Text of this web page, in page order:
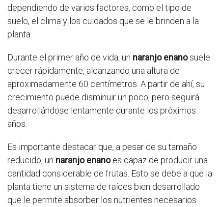
dependiendo de varios factores, como el tipo de
suelo, el clima y los cuidados que se le brinden a la
planta.
Durante el primer año de vida, un naranjo enanosuele
crecer rápidamente, alcanzando una altura de
aproximadamente 60 centímetros. A partir de ahí, su
crecimiento puede disminuir un poco, pero seguirá
desarrollándose lentamente durante los próximos
años.
Es importante destacar que, a pesar de su tamaño
reducido, un naranjo enanoes capaz de producir una
cantidad considerable de frutas. Esto se debe a que la
planta tiene un sistema de raíces bien desarrollado
que le permite absorber los nutrientes necesarios